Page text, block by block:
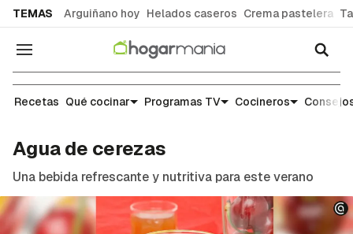
TEMAS Arguiñano hoy Helados caseros Crema pastelera
Navegación
Recetas
Recetas Qué cocinar Programas TV Cocineros
Agua de cerezas
Una bebida refrescante y nutritiva para este verano